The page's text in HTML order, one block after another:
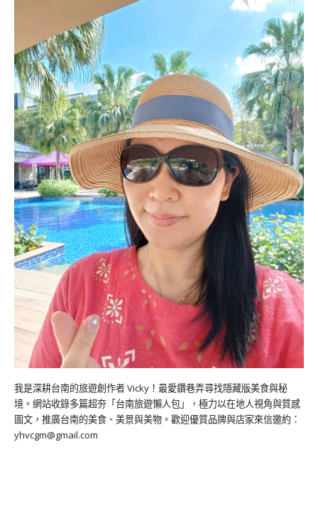
我是深耕台南的旅遊創作者 Vicky！最愛鑽巷弄尋找隱藏版美食與秘
境。網站收錄多篇超夯「台南旅遊懶人包」，極力以在地人視角與質感
圖文，推廣台南的美食、美景與美物。歡迎優質品牌與店家來信邀約：
yhvcgm@gmail.com